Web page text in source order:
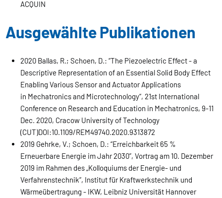
ACQUIN
Ausgewählte Publikationen
2020 Ballas, R.; Schoen, D.: “The Piezoelectric Effect - a
Descriptive Representation of an Essential Solid Body Effect
Enabling Various Sensor and Actuator Applications
in Mechatronics and Microtechnology“, 21st International
Conference on Research and Education in Mechatronics, 9-11
Dec. 2020, Cracow University of Technology
(CUT)DOI:10.1109/REM49740.2020.9313872
2019 Gehrke, V.; Schoen, D.: “Erreichbarkeit 65 %
Erneuerbare Energie im Jahr 2030”, Vortrag am 10. Dezember
2019 im Rahmen des „Kolloquiums der Energie- und
Verfahrenstechnik“, Institut für Kraftwerkstechnik und
Wärmeübertragung - IKW, Leibniz Universität Hannover